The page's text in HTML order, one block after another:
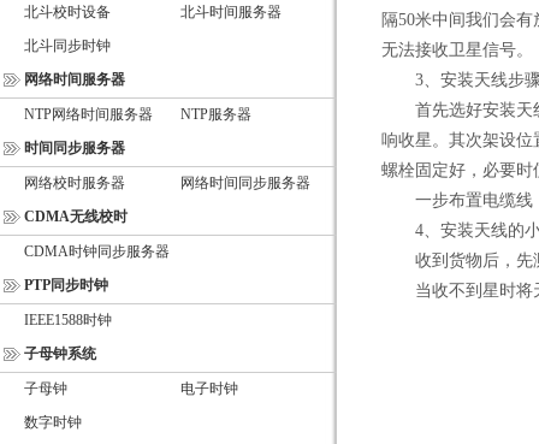
北斗校时设备
北斗时间服务器
北斗同步时钟
网络时间服务器
NTP网络时间服务器
NTP服务器
时间同步服务器
网络校时服务器
网络时间同步服务器
CDMA无线校时
CDMA时钟同步服务器
PTP同步时钟
IEEE1588时钟
子母钟系统
子母钟
电子时钟
数字时钟
隔50米中间我们会
无法接收卫星信号。
3、安装天线步
首先选好安装天线
响收星。其次架设位
螺栓固定好，必要时
一步布置电缆线，
4、安装天线的小
收到货物后，先测
当收不到星时将天